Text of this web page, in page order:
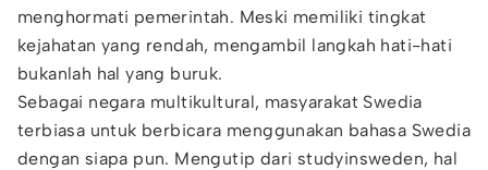
menghormati pemerintah. Meski memiliki tingkat
kejahatan yang rendah, mengambil langkah hati-hati
bukanlah hal yang buruk.
Sebagai negara multikultural, masyarakat Swedia
terbiasa untuk berbicara menggunakan bahasa Swedia
dengan siapa pun. Mengutip dari studyinsweden, hal